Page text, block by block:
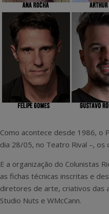
Como acontece desde 1986, o
dia 28/05, no Teatro Rival –,
E a organização do Colunistas
as fichas técnicas inscritas e
diretores de arte, criativos das
Studio Nuts e WMcCann.